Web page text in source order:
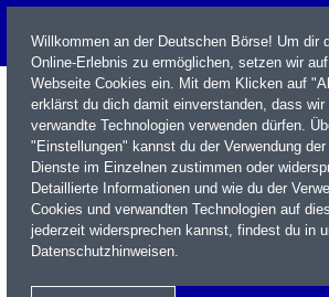
Name / WKN / ISIN / Kürzel
Willkommen an der Deutschen Börse! Um dir
Online-Erlebnis zu ermöglichen, setzen wir
Webseite Cookies ein. Mit dem Klicken auf
erklärst du dich damit einverstanden, dass wir
verwandte Technologien verwenden dürfen.
"Einstellungen" kannst du der Verwendung
Dienste im Einzelnen zustimmen oder
Detaillierte Informationen und wie du der
Cookies und verwandten Technologien auf
jederzeit widersprechen kannst, findest du in
Datenschutzhinweisen.